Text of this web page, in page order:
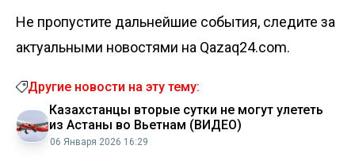
Не пропустите дальнейшие события, следите за
актуальными новостями на Qazaq24.com.
Другие новости на эту тему:
Казахстанцы вторые сутки не могут улететь
из Астаны во Вьетнам (ВИДЕО)
06 Января 2026 16:29